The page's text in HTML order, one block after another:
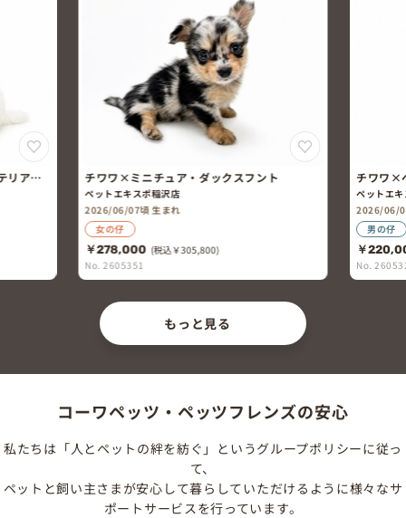
リア× チワワ×ミニチュア・ダックスフント
ペットエキスポ稲沢店
2026/06/07頃 生まれ
女の仔
￥278,000 (税込￥305,800)
No. 2605351
チワワ×
ペットエ
2026/06/
男の仔
￥
No.
もっと見る
コーワペッツ・ペッツフレンズの安心
私たちは「人とペットの絆を紡ぐ」というグループポリシーに従っ
て、
ペットと飼い主さまが安心して暮らしていただけるように様々なサ
ポートサービスを行っています。